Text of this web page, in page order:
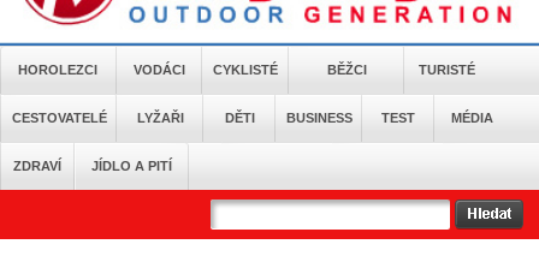
HOROLEZCI VODÁCI CYKLISTÉ BĚŽCI TURISTÉ
CESTOVATELÉ LYŽAŘI DĚTI BUSINESS TEST MÉDIA
ZDRAVÍ JÍDLO A PITÍ